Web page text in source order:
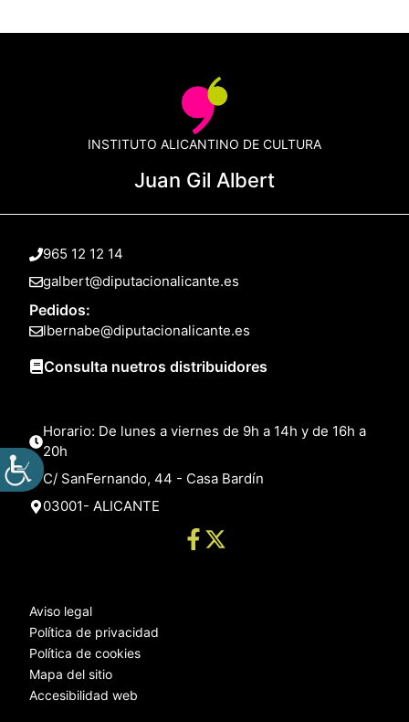
INSTITUTO ALICANTINO DE CULTURA
Juan Gil Albert
965 12 12 14
galbert@diputacionalicante.es
Pedidos:
lbernabe@diputacionalicante.es
Consulta nuetros distribuidores
Horario: De lunes a viernes de 9h a 14h y de 16h a
20h
C/ SanFernando, 44 - Casa Bardín
03001- ALICANTE
Aviso legal
Política de privacidad
Política de cookies
Mapa del sitio
Accesibilidad web